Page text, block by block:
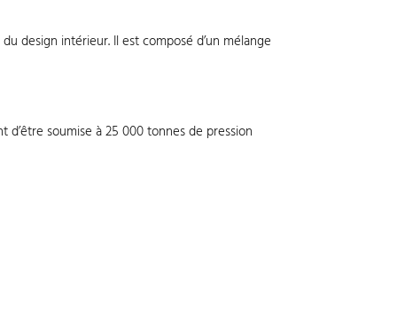
design intérieur. Il est composé d’un mélange
soumise à 25 000 tonnes de pression